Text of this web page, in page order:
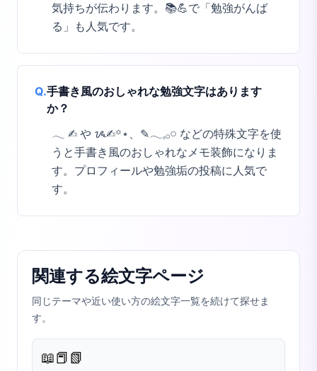
気持ちが伝わります。📚💪で「勉強がんば
る」も人気です。
Q.手書き風のおしゃれな勉強文字はあります
か？
𓂃 ✍︎ や ᝰ✍︎꙳⋆、✎𓂃𓈒𓂂𓏸 などの特殊文字を使
うと手書き風のおしゃれなメモ装飾になりま
す。プロフィールや勉強垢の投稿に人気で
す。
関連する絵文字ページ
同じテーマや近い使い方の絵文字一覧を続けて探せま
す。
📖📕 📗